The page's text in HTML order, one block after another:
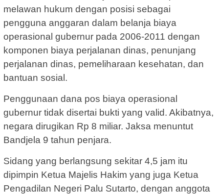
melawan hukum dengan posisi sebagai
pengguna anggaran dalam belanja biaya
operasional gubernur pada 2006-2011 dengan
komponen biaya perjalanan dinas, penunjang
perjalanan dinas, pemeliharaan kesehatan, dan
bantuan sosial.
Penggunaan dana pos biaya operasional
gubernur tidak disertai bukti yang valid. Akibatnya,
negara dirugikan Rp 8 miliar. Jaksa menuntut
Bandjela 9 tahun penjara.
Sidang yang berlangsung sekitar 4,5 jam itu
dipimpin Ketua Majelis Hakim yang juga Ketua
Pengadilan Negeri Palu Sutarto, dengan anggota